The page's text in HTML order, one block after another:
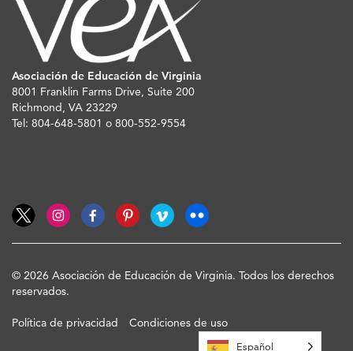
Asociación de Educación de Virginia
8001 Franklin Farms Drive, Suite 200
Richmond, VA 23229
Tel: 804-648-5801 o 800-552-9554
© 2026 Asociación de Educación de Virginia. Todos los derechos
reservados.
Política de privacidad Condiciones de uso
Español